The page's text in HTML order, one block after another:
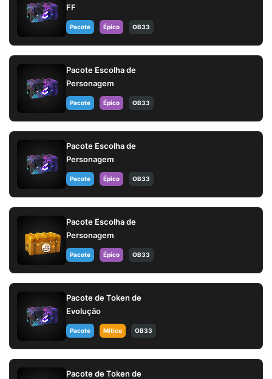
FF
Pacote Épico OB33
Pacote Escolha de
Personagem
Pacote Épico OB33
Pacote Escolha de
Personagem
Pacote Épico OB33
Pacote Escolha de
Personagem
Pacote Épico OB33
Pacote de Token de
Evolução
Pacote Mítico OB33
Pacote de Token de